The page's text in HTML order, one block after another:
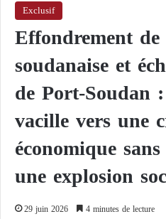
Exclusif
Effondrement
soudanaise et
de Port-Soudan
vacille vers une
économique
une explosion
29 juin 2026 4 minutes de lecture